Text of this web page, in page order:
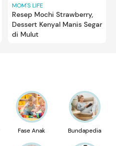
MOM'S LIFE
Resep Mochi Strawberry,
Dessert Kenyal Manis Segar
di Mulut
Fase Anak Bundapedia